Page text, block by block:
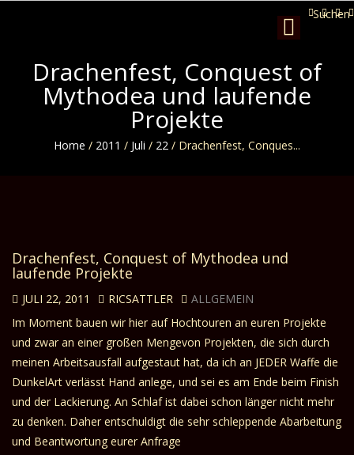
Suchen
Toggle
navigation
Drachenfest, Conquest of
Mythodea und laufende
Projekte
Home / 2011 / Juli / 22 / Drachenfest, Conques...
Drachenfest, Conquest of Mythodea und
laufende Projekte
JULI 22, 2011 RICSATTLER
ALLGEMEIN
Im Moment bauen wir hier auf Hochtouren an euren Projekte
und zwar an einer großen Mengevon Projekten, die sich durch
meinen Arbeitsausfall aufgestaut hat, da ich an JEDER Waffe die
DunkelArt verlässt Hand anlege, und sei es am Ende beim Finish
und der Lackierung. An Schlaf ist dabei schon länger nicht mehr
zu denken. Daher entschuldigt die sehr schleppende Abarbeitung
und Beantwortung eurer Anfrage